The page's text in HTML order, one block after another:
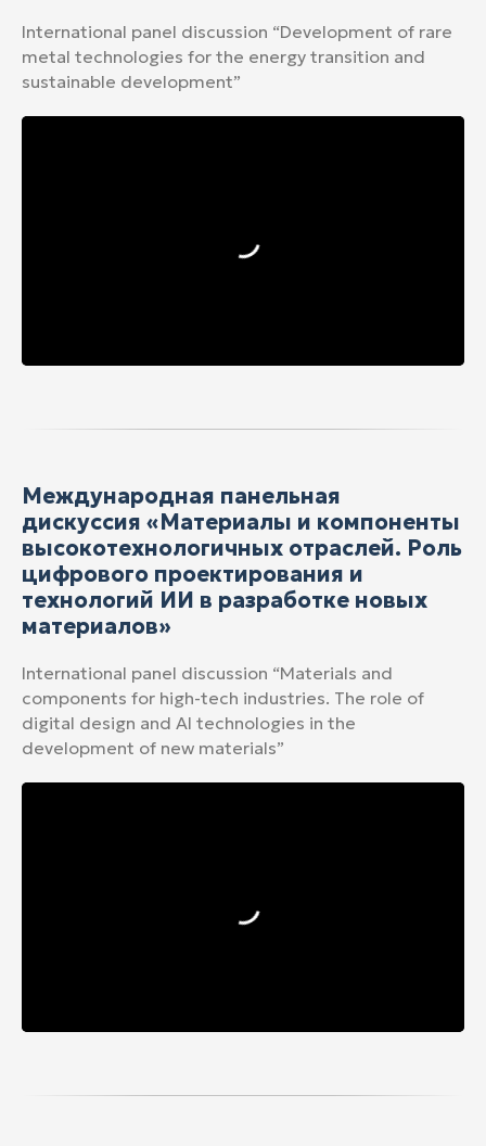
International panel discussion “Development of rare
metal technologies for the energy transition and
sustainable development”
Международная панельная
дискуссия «Материалы и компоненты
высокотехнологичных отраслей. Роль
цифрового проектирования и
технологий ИИ в разработке новых
материалов»
International panel discussion “Materials and
components for high-tech industries. The role of
digital design and AI technologies in the
development of new materials”